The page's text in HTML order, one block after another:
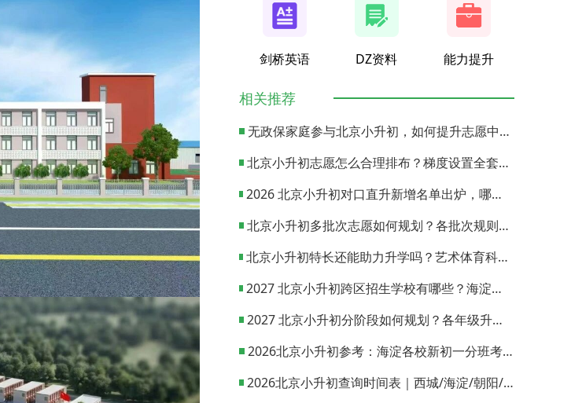
剑桥英语 DZ资料 能力提升
相关推荐
无政保家庭参与北京小升初，如何提升志愿中签概率？
北京小升初志愿怎么合理排布？梯度设置全套策略与填报避坑指南
2026 北京小升初对口直升新增名单出炉，哪些小学可以直升优质初中？
北京小升初多批次志愿如何规划？各批次规则与填报实操指南
北京小升初特长还能助力升学吗？艺术体育科技特长机会与误区全面解析
2027 北京小升初跨区招生学校有哪些？海淀西城东城全市招生校完整汇总
2027 北京小升初分阶段如何规划？各年级升学节点与升学通道全梳理
2026北京小升初参考：海淀各校新初一分班考试日期汇总
2026北京小升初查询时间表｜西城/海淀/朝阳/东城/丰台一键对照